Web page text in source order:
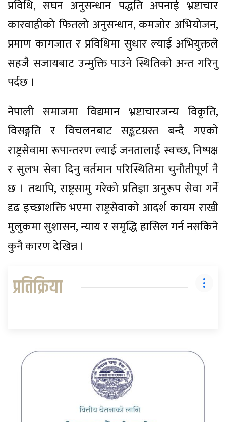
प्रविधि, सघन अनुसन्धान पद्धति अपनाई भ्रष्टाचार
कारवाहीको फितलो अनुसन्धान, कमजोर अभियोजन,
प्रमाण कागजात र प्रविधिमा सुधार ल्याई अभियुक्तले
सहजै सजायबाट उन्मुक्ति पाउने स्थितिको अन्त गरिनु
पर्दछ ।
नेपाली समाजमा विद्यमान भ्रष्टाचारजन्य विकृति,
विसङ्गति र विचलनबाट सङ्कटग्रस्त बन्दै गएको
राष्ट्रसेवामा रूपान्तरण ल्याई जनतालाई स्वच्छ, निष्पक्ष
र सुलभ सेवा दिनु वर्तमान परिस्थितिमा चुनौतीपूर्ण नै
छ । तथापि, राष्ट्रसामु गरेको प्रतिज्ञा अनुरूप सेवा गर्ने
दृढ इच्छाशक्ति भएमा राष्ट्रसेवाको आदर्श कायम राखी
मुलुकमा सुशासन, न्याय र समृद्धि हासिल गर्न नसकिने
कुनै कारण देखिन्न ।
प्रतिक्रिया